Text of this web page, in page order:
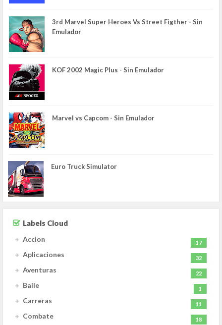
3rd Marvel Super Heroes Vs Street Figther - Sin
Emulador
KOF 2002 Magic Plus - Sin Emulador
Marvel vs Capcom - Sin Emulador
Euro Truck Simulator
Labels Cloud
Accion 17
Aplicaciones 32
Aventuras 22
Baile 1
Carreras 11
Combate 18